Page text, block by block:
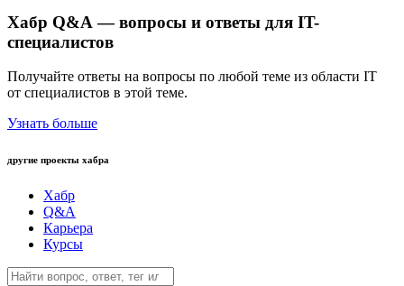
Хабр Q&A — вопросы и ответы для IT-
специалистов
Получайте ответы на вопросы по любой теме из области IT
от специалистов в этой теме.
Узнать больше
другие проекты хабра
Хабр
Q&A
Карьера
Курсы